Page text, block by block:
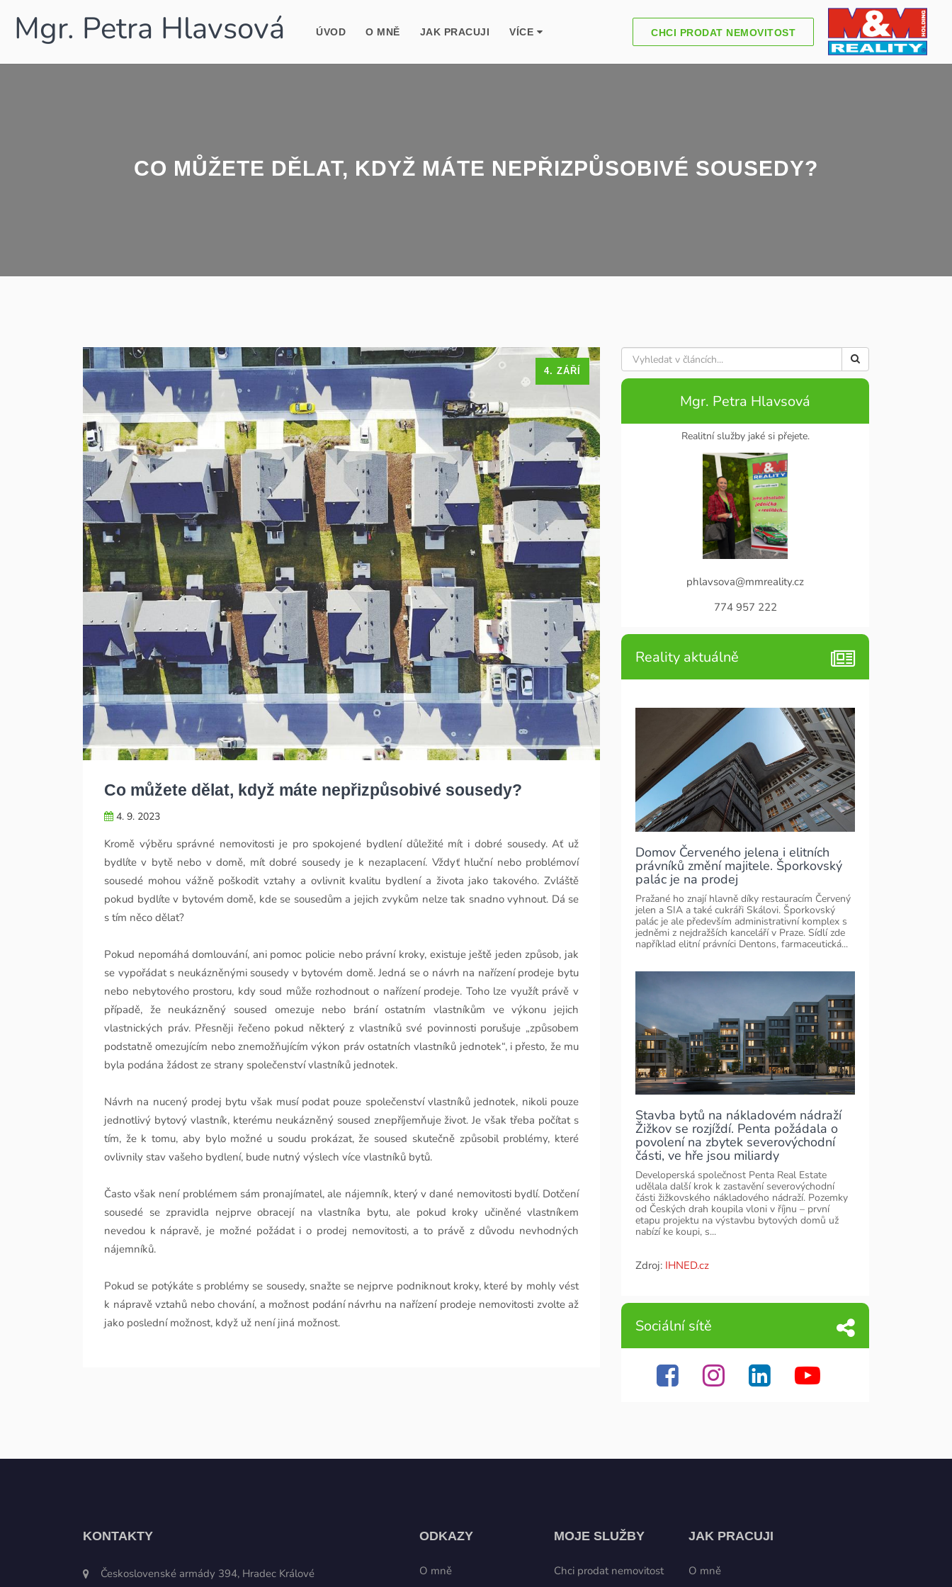
Mgr. Petra Hlavsová ÚVOD O MNĚ JAK PRACUJI VÍCE CHCI PRODAT NEMOVITOST
CO MŮŽETE DĚLAT, KDYŽ MÁTE NEPŘIZPŮSOBIVÉ SOUSEDY?
Co můžete dělat, když máte nepřizpůsobivé sousedy?
4. 9. 2023
4. ZÁŘÍ
Kromě výběru správné nemovitosti je pro spokojené bydlení důležité mít i dobré sousedy. Ať už
bydlíte v bytě nebo v domě, mít dobré sousedy je k nezaplacení. Vždyť hluční nebo problémoví
sousedé mohou vážně poškodit vztahy a ovlivnit kvalitu bydlení a života jako takového. Zvláště
pokud bydlíte v bytovém domě, kde se sousedům a jejich zvykům nelze tak snadno vyhnout. Dá se
s tím něco dělat?
Pokud nepomáhá domlouvání, ani pomoc policie nebo právní kroky, existuje ještě jeden způsob, jak
se vypořádat s neukázněnými sousedy v bytovém domě. Jedná se o návrh na nařízení prodeje bytu
nebo nebytového prostoru, kdy soud může rozhodnout o nařízení prodeje. Toho lze využít právě v
případě, že neukázněný soused omezuje nebo brání ostatním vlastníkům ve výkonu jejich
vlastnických práv. Přesněji řečeno pokud některý z vlastníků své povinnosti porušuje „způsobem
podstatně omezujícím nebo znemožňujícím výkon práv ostatních vlastníků jednotek“, i přesto, že mu
byla podána žádost ze strany společenství vlastníků jednotek.
Návrh na nucený prodej bytu však musí podat pouze společenství vlastníků jednotek, nikoli pouze
jednotlivý bytový vlastník, kterému neukázněný soused znepříjemňuje život. Je však třeba počítat s
tím, že k tomu, aby bylo možné u soudu prokázat, že soused skutečně způsobil problémy, které
ovlivnily stav vašeho bydlení, bude nutný výslech více vlastníků bytů.
Často však není problémem sám pronajímatel, ale nájemník, který v dané nemovitosti bydlí. Dotčení
sousedé se zpravidla nejprve obracejí na vlastníka bytu, ale pokud kroky učiněné vlastníkem
nevedou k nápravě, je možné požádat i o prodej nemovitosti, a to právě z důvodu nevhodných
nájemníků.
Pokud se potýkáte s problémy se sousedy, snažte se nejprve podniknout kroky, které by mohly vést
k nápravě vztahů nebo chování, a možnost podání návrhu na nařízení prodeje nemovitosti zvolte až
jako poslední možnost, když už není jiná možnost.
Mgr. Petra Hlavsová
Realitní služby jaké si přejete.
phlavsova@mmreality.cz
774 957 222
Reality aktuálně
Domov Červeného jelena i elitních
právníků změní majitele. Šporkovský
palác je na prodej
Pražané ho znají hlavně díky restauracím Červený
jelen a SIA a také cukráři Skálovi. Šporkovský
palác je ale především administrativní komplex s
jedněmi z nejdražších kanceláří v Praze. Sídlí zde
například elitní právníci Dentons, farmaceutická...
Stavba bytů na nákladovém nádraží
Žižkov se rozjíždí. Penta požádala o
povolení na zbytek severovýchodní
části, ve hře jsou miliardy
Developerská společnost Penta Real Estate
udělala další krok k zastavění severovýchodní
části žižkovského nákladového nádraží. Pozemky
od Českých drah koupila vloni v říjnu – první
etapu projektu na výstavbu bytových domů už
nabízí ke koupi, s...
Zdroj: IHNED.cz
Sociální sítě
KONTAKTY
Československé armády 394, Hradec Králové
ODKAZY
O mně
MOJE SLUŽBY
Chci prodat nemovitost
JAK PRACUJI
O mně